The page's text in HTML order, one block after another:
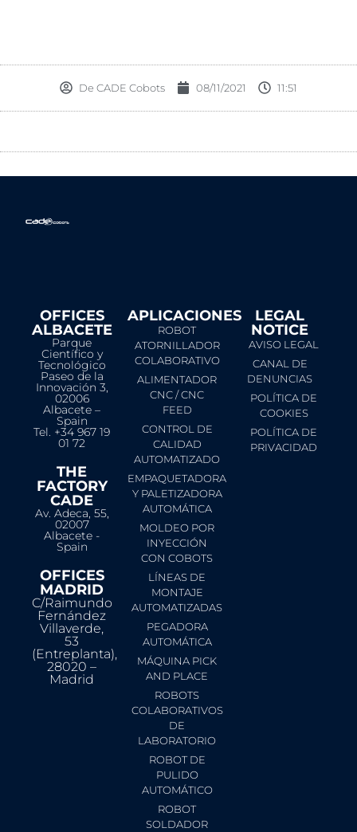
De CADE Cobots 08/11/2021 11:51
OFFICES
ALBACETE
Parque
Científico y
Tecnológico
Paseo de la
Innovación 3,
02006
Albacete –
Spain
Tel. +34 967 19
01 72
THE
FACTORY
CADE
Av. Adeca, 55,
02007
Albacete -
Spain
OFFICES
MADRID
C/Raimundo
Fernández
Villaverde,
53
(Entreplanta),
28020 –
Madrid
APLICACIONES
ROBOT
ATORNILLADOR
COLABORATIVO
ALIMENTADOR
CNC / CNC
FEED
CONTROL DE
CALIDAD
AUTOMATIZADO
EMPAQUETADORA
Y PALETIZADORA
AUTOMÁTICA
MOLDEO POR
INYECCIÓN
CON COBOTS
LÍNEAS DE
MONTAJE
AUTOMATIZADAS
PEGADORA
AUTOMÁTICA
MÁQUINA PICK
AND PLACE
ROBOTS
COLABORATIVOS
DE
LABORATORIO
ROBOT DE
PULIDO
AUTOMÁTICO
ROBOT
SOLDADOR
LEGAL
NOTICE​
AVISO LEGAL
CANAL DE
DENUNCIAS
POLÍTICA DE
COOKIES
POLÍTICA DE
PRIVACIDAD